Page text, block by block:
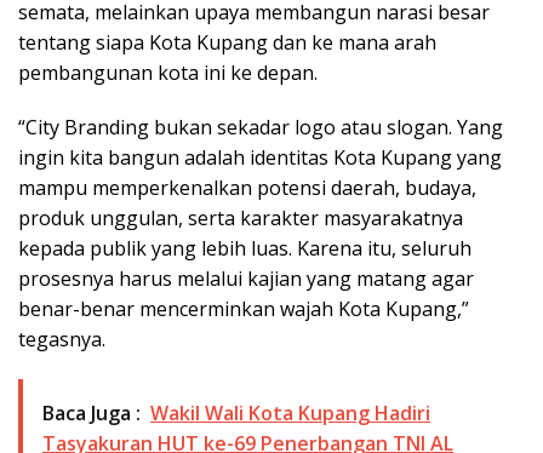
semata, melainkan upaya membangun narasi besar
tentang siapa Kota Kupang dan ke mana arah
pembangunan kota ini ke depan.
“City Branding bukan sekadar logo atau slogan. Yang
ingin kita bangun adalah identitas Kota Kupang yang
mampu memperkenalkan potensi daerah, budaya,
produk unggulan, serta karakter masyarakatnya
kepada publik yang lebih luas. Karena itu, seluruh
prosesnya harus melalui kajian yang matang agar
benar-benar mencerminkan wajah Kota Kupang,”
tegasnya.
Baca Juga : Wakil Wali Kota Kupang Hadiri
Tasyakuran HUT ke-69 Penerbangan TNI AL